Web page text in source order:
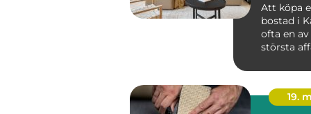
Att köpa
bostad i
ofta en
största
19.